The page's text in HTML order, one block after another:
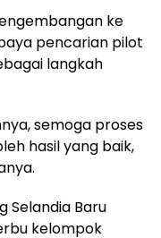
ke
pencarian pilot
langkah
semoga proses
hasil yang baik,
Selandia Baru
kelompok